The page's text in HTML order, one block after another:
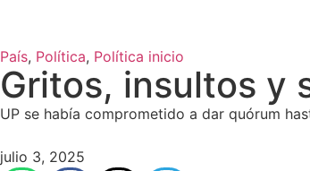
País, Política, Política inicio
Gritos, insultos y
UP se había comprometido a dar quórum
julio 3, 2025